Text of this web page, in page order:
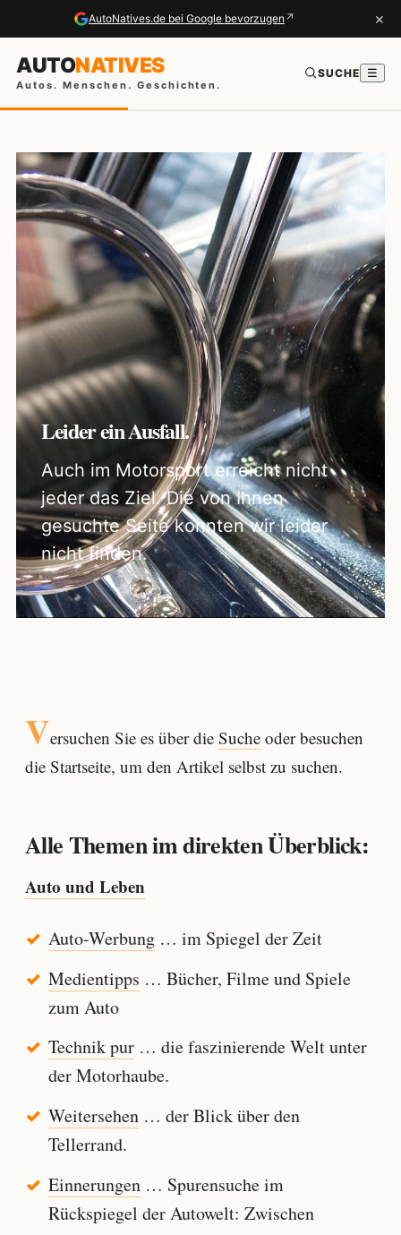
AutoNatives.de bei Google bevorzugen ↗ ×
AUTONATIVES
Autos. Menschen. Geschichten.
SUCHE ☰
Leider ein Ausfall.
Auch im Motorsport erreicht nicht
jeder das Ziel. Die von Ihnen
gesuchte Seite konnten wir leider
nicht finden.
Versuchen Sie es über die Sucheoder besuchen
die Startseite, um den Artikel selbst zu suchen.
Alle Themen im direkten Überblick:
Auto und Leben
Auto-Werbung… im Spiegel der Zeit
Medientipps … Bücher, Filme und Spiele
zum Auto
Technik pur… die faszinierende Welt unter
der Motorhaube.
Weitersehen… der Blick über den
Tellerrand.
Einnerungen… Spurensuche im
Rückspiegel der Autowelt: Zwischen